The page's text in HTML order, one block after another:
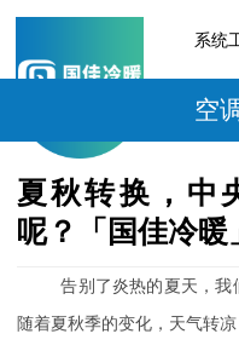
系统
空
夏秋转换，中
呢？「国佳冷暖
告别了炎热的夏天，我
随着夏秋季的变化，天气转